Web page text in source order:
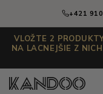
+421
VLOŽTE 2
NA LACNEJŠIE Z NICH.